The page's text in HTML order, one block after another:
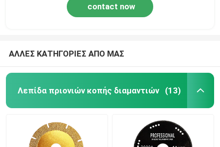
contact now
ΑΛΛΕΣ ΚΑΤΗΓΟΡΙΕΣ ΑΠΟ ΜΑΣ
Λεπίδα πριονιών κοπής διαμαντιών (13)